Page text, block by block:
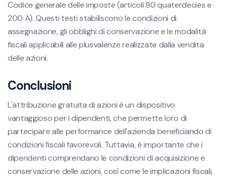
Codice generale delle imposte (articoli 80 quaterdecies e
200 A). Questi testi stabiliscono le condizioni di
assegnazione, gli obblighi di conservazione e le modalità
fiscali applicabili alle plusvalenze realizzate dalla vendita
delle azioni.
Conclusioni
L'attribuzione gratuita di azioni è un dispositivo
vantaggioso per i dipendenti, che permette loro di
partecipare alle performance dell'azienda beneficiando di
condizioni fiscali favorevoli. Tuttavia, è importante che i
dipendenti comprendano le condizioni di acquisizione e
conservazione delle azioni, così come le implicazioni fiscali,